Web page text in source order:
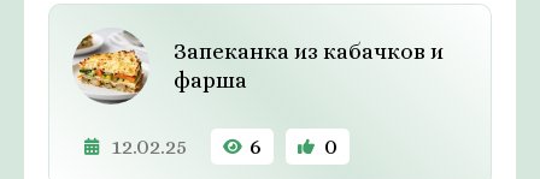
Запеканка из кабачков и
фарша
12.02.25 6 0